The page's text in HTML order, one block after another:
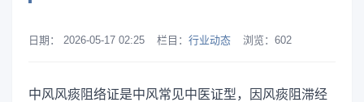
日期： 2026-05-17 02:25 栏目： 行业动态 浏览： 602
中风风痰阻络证是中风常见中医证型，因风痰阻滞经